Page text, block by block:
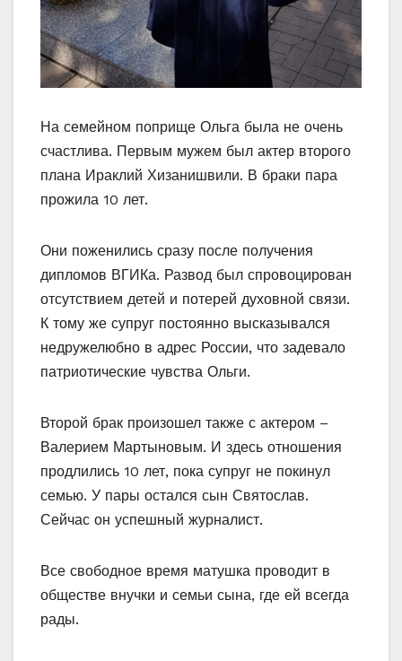
На семейном поприще Ольга была не очень
счастлива. Первым мужем был актер второго
плана Ираклий Хизанишвили. В браки пара
прожила 10 лет.
Они поженились сразу после получения
дипломов ВГИКа. Развод был спровоцирован
отсутствием детей и потерей духовной связи.
К тому же супруг постоянно высказывался
недружелюбно в адрес России, что задевало
патриотические чувства Ольги.
Второй брак произошел также с актером –
Валерием Мартыновым. И здесь отношения
продлились 10 лет, пока супруг не покинул
семью. У пары остался сын Святослав.
Сейчас он успешный журналист.
Все свободное время матушка проводит в
обществе внучки и семьи сына, где ей всегда
рады.